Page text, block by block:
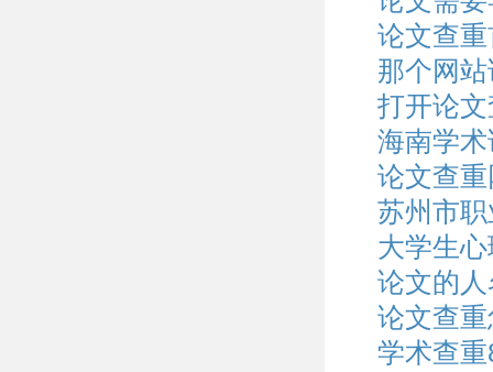
论文查
那个网
打开论
海南学
论文查
苏州市
大学生
论文的
论文查
学术查